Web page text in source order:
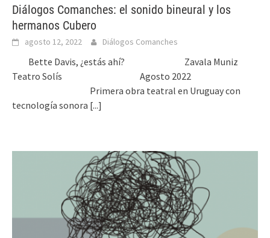
Diálogos Comanches: el sonido bineural y los
hermanos Cubero
agosto 12, 2022 Diálogos Comanches
Bette Davis, ¿estás ahí? Zavala Muniz
Teatro Solís Agosto 2022
Primera obra teatral en Uruguay con
tecnología sonora [...]